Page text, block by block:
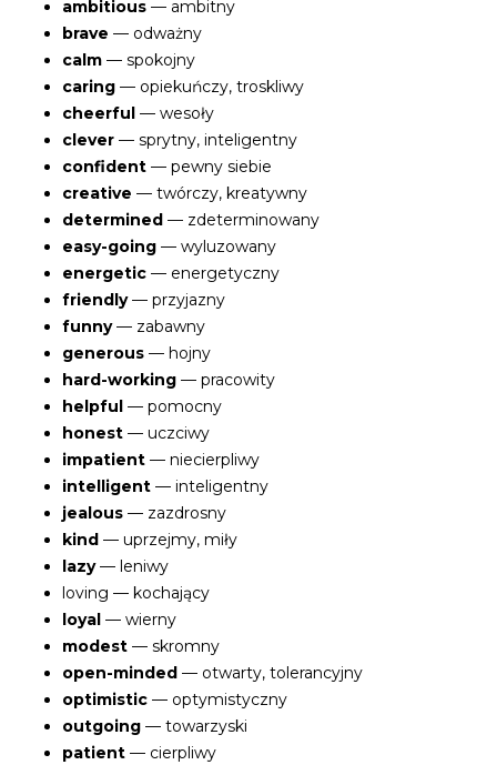
ambitious — ambitny
brave — odważny
calm — spokojny
caring — opiekuńczy, troskliwy
cheerful — wesoły
clever — sprytny, inteligentny
confident — pewny siebie
creative — twórczy, kreatywny
determined — zdeterminowany
easy-going — wyluzowany
energetic — energetyczny
friendly— przyjazny
funny— zabawny
generous — hojny
hard-working — pracowity
helpful — pomocny
honest — uczciwy
impatient — niecierpliwy
intelligent — inteligentny
jealous — zazdrosny
kind — uprzejmy, miły
lazy— leniwy
loving — kochający
loyal — wierny
modest — skromny
open-minded — otwarty, tolerancyjny
optimistic — optymistyczny
outgoing — towarzyski
patient — cierpliwy